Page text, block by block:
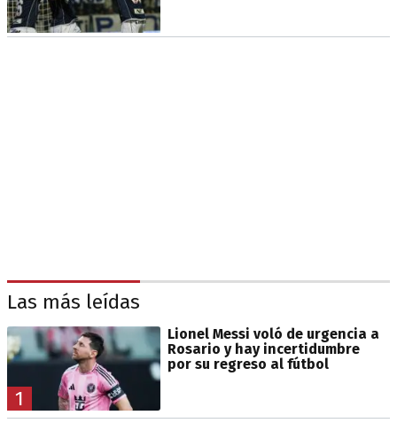
Las más leídas
1
Lionel Messi voló de urgencia a
Rosario y hay incertidumbre
por su regreso al fútbol